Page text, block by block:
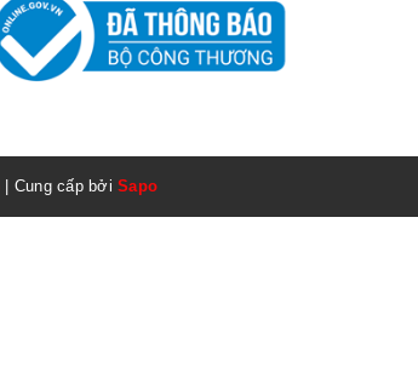
Cung cấp bởi Sapo